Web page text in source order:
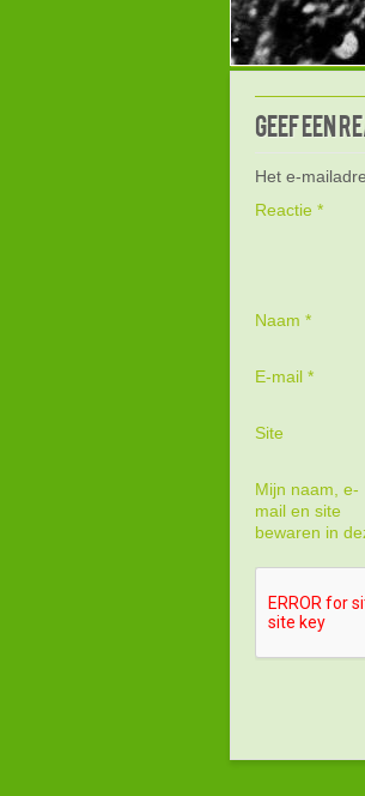
Geef een
Het e-
Reactie *
Naam *
E-mail *
Site
Mijn naam, e-
mail en site
bewaren in